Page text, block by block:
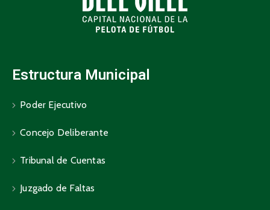
Estructura Municipal
Poder Ejecutivo
Concejo Deliberante
Tribunal de Cuentas
Juzgado de Faltas